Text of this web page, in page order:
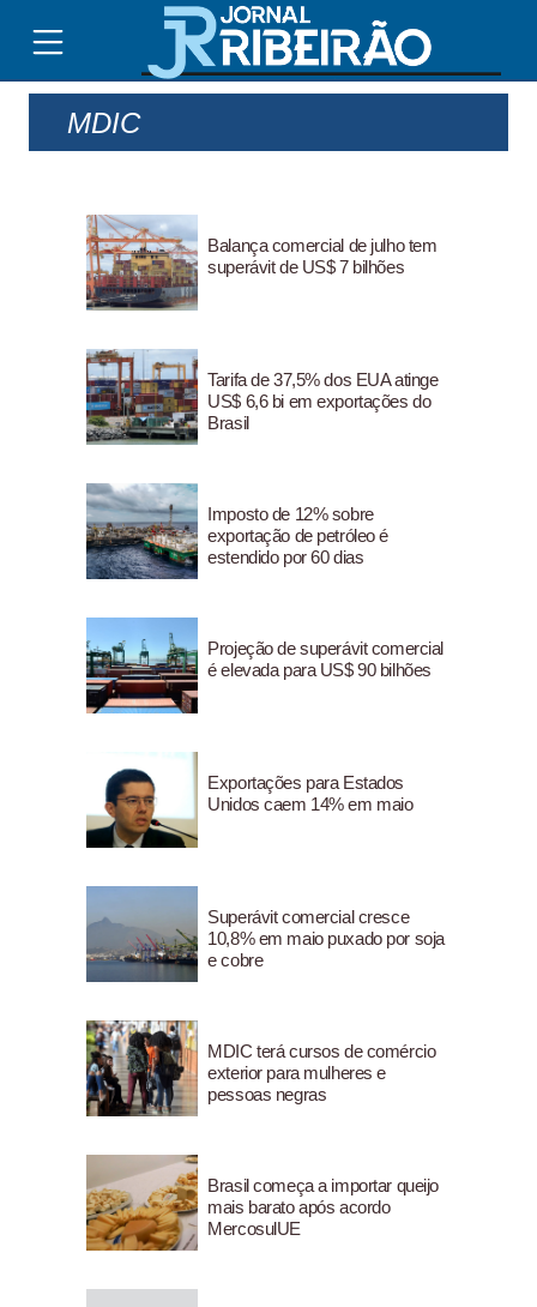
MDIC
Balança comercial de julho tem
superávit de US$ 7 bilhões
Tarifa de 37,5% dos EUA atinge
US$ 6,6 bi em exportações do
Brasil
Imposto de 12% sobre
exportação de petróleo é
estendido por 60 dias
Projeção de superávit comercial
é elevada para US$ 90 bilhões
Exportações para Estados
Unidos caem 14% em maio
Superávit comercial cresce
10,8% em maio puxado por soja
e cobre
MDIC terá cursos de comércio
exterior para mulheres e
pessoas negras
Brasil começa a importar queijo
mais barato após acordo
MercosulUE